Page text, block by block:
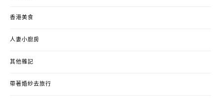
香港美食
人妻小廚房
其他雜記
帶著婚紗去旅行